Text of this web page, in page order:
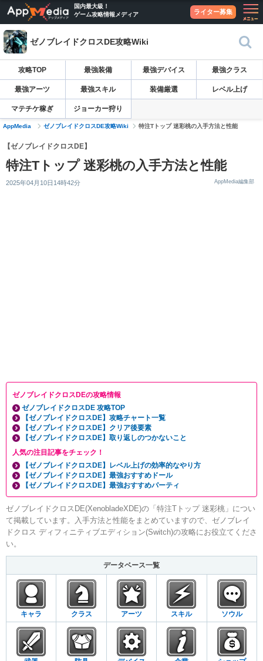
国内最大級！
ゲーム攻略情報メディア
ライター募集
ゼノブレイドクロスDE攻略Wiki
攻略TOP 最強装備 最強デバイス 最強クラス
最強アーツ 最強スキル 装備厳選 レベル上げ
マテチケ稼ぎ ジョーカー狩り
AppMedia ゼノブレイドクロスDE攻略Wiki 特注Tトップ 迷彩桃の入手方法と性能
【ゼノブレイドクロスDE】
特注Tトップ 迷彩桃の入手方法と性能
2025年04月10日14時42分 AppMedia編集部
ゼノブレイドクロスDEの攻略情報
ゼノブレイドクロスDE 攻略TOP
【ゼノブレイドクロスDE】攻略チャート一覧
【ゼノブレイドクロスDE】クリア後要素
【ゼノブレイドクロスDE】取り返しのつかないこと
人気の注目記事をチェック！
【ゼノブレイドクロスDE】レベル上げの効率的なやり方
【ゼノブレイドクロスDE】最強おすすめドール
【ゼノブレイドクロスDE】最強おすすめパーティ
ゼノブレイドクロスDE(XenobladeXDE)の「特注Tトップ 迷彩桃」につい
て掲載しています。入手方法と性能をまとめていますので、ゼノブレイ
ドクロス ディフィニティブエディション(Switch)の攻略にお役立てくださ
い。
データベース一覧
キャラ クラス アーツ スキル ソウル